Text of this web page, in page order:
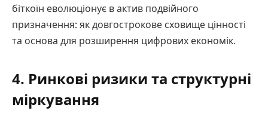
біткоїн еволюціонує в актив подвійного
призначення: як довгострокове сховище цінності
та основа для розширення цифрових економік.
4. Ринкові ризики та структурні
міркування